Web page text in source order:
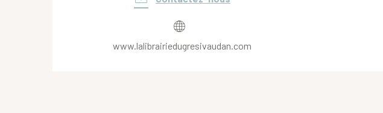
www.lalibrairiedugresivaudan.com